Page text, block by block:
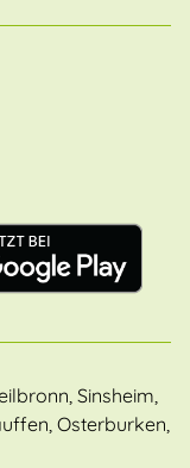
Sinsheim,
Osterburken,